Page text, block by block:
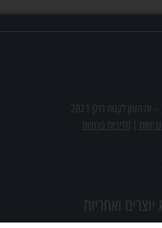
– זה הזמן לקנות נדלן 2021
| מדיניות פרטיות
ואחריות